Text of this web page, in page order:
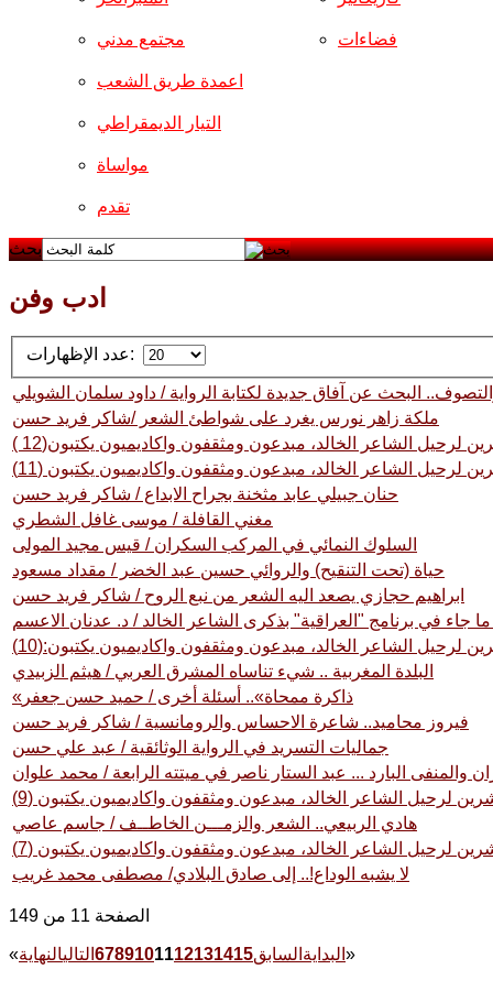
مجتمع مدني فضاءات
اعمدة طريق الشعب
التيار الديمقراطي
مواساة
تقدم
بحث
ادب وفن
عدد الإظهارات:
البحث عن آفاق جديدة لكتابة الرواية / داود سلمان الشويلي
ملكة زاهر نورس يغرد على شواطئ الشعر /شاكر فريد حسن
لرحيل الشاعر الخالد، مبدعون ومثقفون واكاديميون يكتبون(12 )
لرحيل الشاعر الخالد، مبدعون ومثقفون واكاديميون يكتبون (11)
حنان جبيلي عابد مثخنة بجراح الابداع / شاكر فريد حسن
مغني القافلة / موسى غافل الشطري
السلوك النمائي في المركب السكران / قيس مجيد المولى
حياة (تحت التنقيح) والروائي حسين عبد الخضر / مقداد مسعود
ابراهيم حجازي يصعد اليه الشعر من نبع الروح / شاكر فريد حسن
جاء في برنامج "العراقية" بذكرى الشاعر الخالد / د. عدنان الاعسم
لرحيل الشاعر الخالد، مبدعون ومثقفون واكاديميون يكتبون:(10)
البلدة المغربية .. شيء تناساه المشرق العربي / هيثم الزبيدي
«ذاكرة ممحاة».. أسئلة أخرى / حميد حسن جعفر
فيروز محاميد.. شاعرة الاحساس والرومانسية / شاكر فريد حسن
جماليات التسريد في الرواية الوثائقية / عبد علي حسن
والمنفى البارد ... عبد الستار ناصر في ميتته الرابعة / محمد علوان
لرحيل الشاعر الخالد، مبدعون ومثقفون واكاديميون يكتبون (9)
هادي الربيعي.. الشعر والزمـــن الخاطــف / جاسم عاصي
لرحيل الشاعر الخالد، مبدعون ومثقفون واكاديميون يكتبون (7)
لا يشبه الوداع!.. إلى صادق البلادي/ مصطفى محمد غريب
الصفحة 11 من 149
« البداية السابق 6789101112131415 التاليالنهاية »